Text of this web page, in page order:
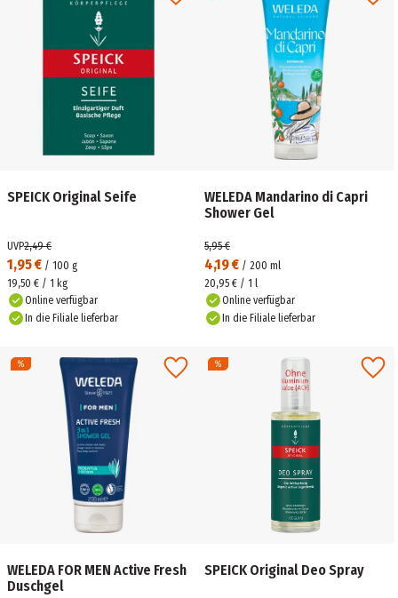
SPEICK Original Seife
1,95 € / 100 g
UVP2,49 €
19,50 € / 1 kg
Online verfügbar
In die Filiale lieferbar
WELEDA Mandarino di Capri
Shower Gel
4,19 € / 200 ml
5,95 €
20,95 € / 1 l
Online verfügbar
In die Filiale lieferbar
WELEDA FOR MEN Active Fresh
Duschgel
SPEICK Original Deo Spray